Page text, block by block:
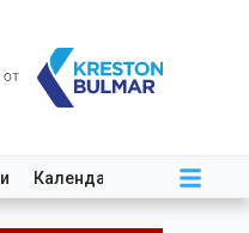
Календар